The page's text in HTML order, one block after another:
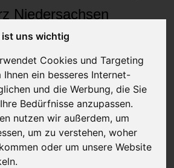
ist uns wichtig
Cookies und Targeting
Ihnen ein besseres Internet-
und die Werbung, die Sie
Bedürfnisse anzupassen.
nutzen wir außerdem, um
um zu verstehen, woher
oder um unsere Website
Niedersachsen
& gratis abholen
lassen
sofort Geld für Ihr Auto erhalten